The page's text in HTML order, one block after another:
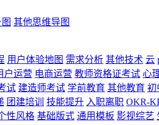
其他思维导图
用户体验地图 需求分析 其他技术 云
户运营 电商运营 教师资格证考试 心
试 建造师考试 学前教育 其他教育 初
团建培训 技能提升 入职离职 OKR-
性风格 基础版式 通用模板 影视综艺